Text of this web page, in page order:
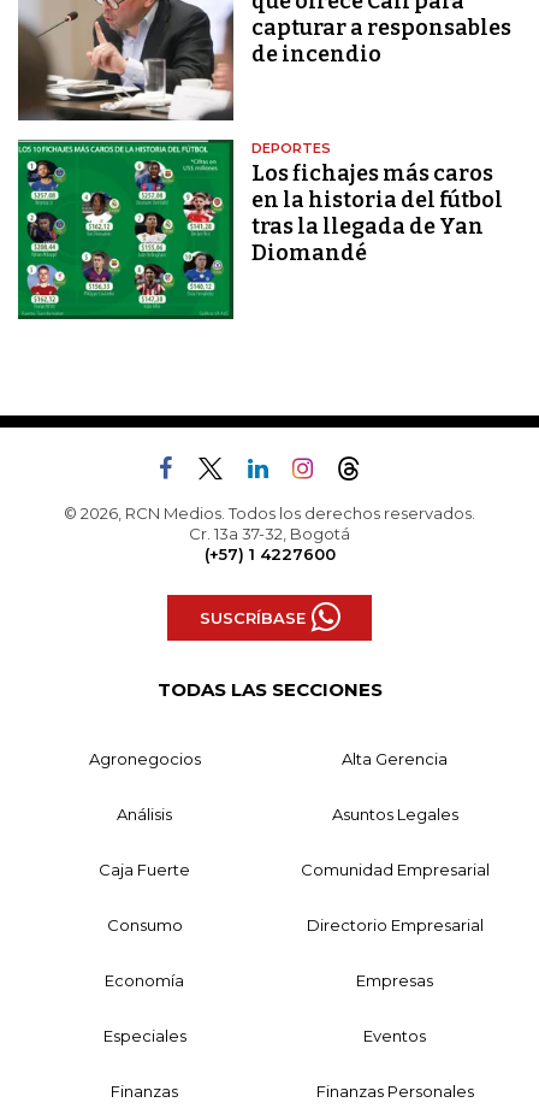
capturar a responsables
de incendio
DEPORTES
Los fichajes más caros
en la historia del fútbol
tras la llegada de Yan
Diomandé
© 2026, RCN Medios. Todos los derechos reservados.
Cr. 13a 37-32, Bogotá
(+57) 1 4227600
SUSCRÍBASE
TODAS LAS SECCIONES
Agronegocios Alta Gerencia
Análisis Asuntos Legales
Caja Fuerte Comunidad Empresarial
Consumo Directorio Empresarial
Economía Empresas
Especiales Eventos
Finanzas Finanzas Personales